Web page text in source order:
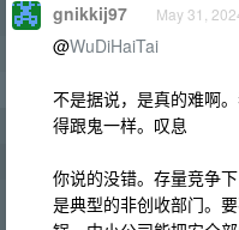
gnikkij97 May 31,
@WuDiHaiTai
不是据说，是真的难啊
得跟鬼一样。叹息
你说的没错。存量竞争
是典型的非创收部门。